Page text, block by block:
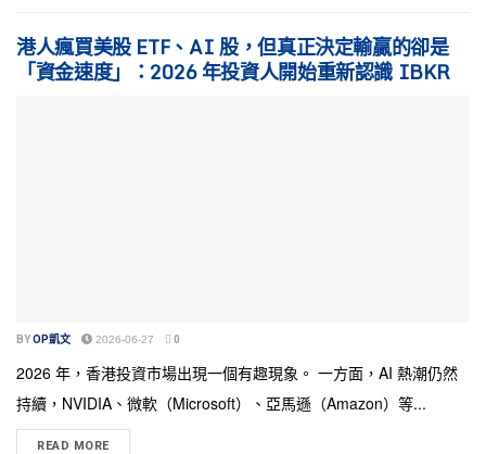
港人瘋買美股 ETF、AI 股，但真正決定輸贏的卻是
「資金速度」：2026 年投資人開始重新認識 IBKR
BYOP凱文 2026-06-27 0
2026 年，香港投資市場出現一個有趣現象。 一方面，AI 熱潮仍然
持續，NVIDIA、微軟（Microsoft）、亞馬遜（Amazon）等...
READ MORE